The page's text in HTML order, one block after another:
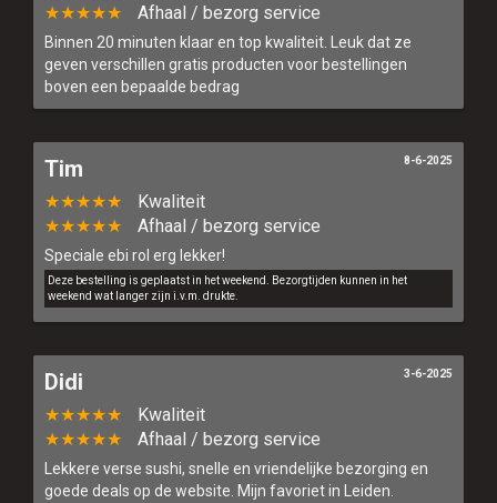
Bestel online
★★★★★
Afhaal / bezorg service
Binnen 20 minuten klaar en top kwaliteit. Leuk dat ze
geven verschillen gratis producten voor bestellingen
boven een bepaalde bedrag
Tim
★★★★★
Kwaliteit
★★★★★
Afhaal / bezorg service
Speciale ebi rol erg lekker!
Deze bestelling is geplaatst in het weekend. Bezorgtijden kunnen in het
weekend wat langer zijn i.v.m. drukte.
8-6-2025
Didi
★★★★★
Kwaliteit
★★★★★
Afhaal / bezorg service
Lekkere verse sushi, snelle en vriendelijke bezorging en
goede deals op de website. Mijn favoriet in Leiden.
3-6-2025